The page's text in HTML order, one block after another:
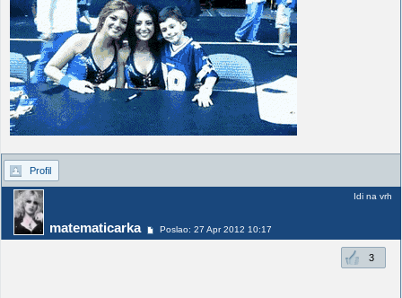
Profil
matematicarka Poslao: 27 Apr 2012 10:17
Idi na vrh
3